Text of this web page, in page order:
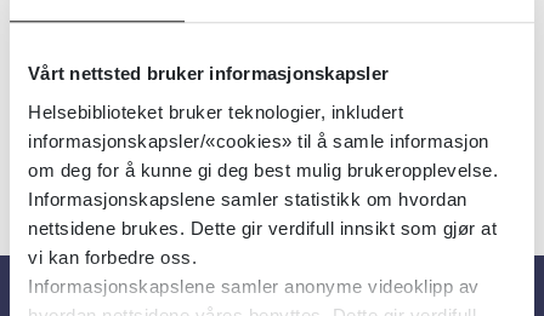
Vårt nettsted bruker informasjonskapsler
Helsebiblioteket bruker teknologier, inkludert
informasjonskapsler/«cookies» til å samle informasjon
om deg for å kunne gi deg best mulig brukeropplevelse.
Informasjonskapslene samler statistikk om hvordan
nettsidene brukes. Dette gir verdifull innsikt som gjør at
vi kan forbedre oss.
Informasjonskapslene samler anonyme videoklipp av
Filter
4Treff Alfabetisk